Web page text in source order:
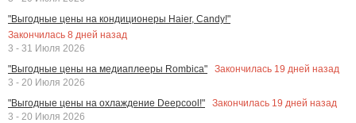
"Выгодные цены на кондиционеры Haier, Candy!"
Закончилась 8 дней назад
3 - 31 Июля 2026
"Выгодные цены на медиаплееры Rombica"
Закончилась 19 дней назад
3 - 20 Июля 2026
"Выгодные цены на охлаждение Deepcool!"
Закончилась 19 дней назад
3 - 20 Июля 2026